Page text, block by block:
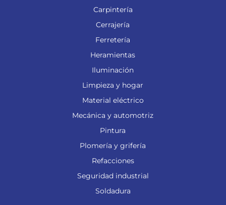
Carpintería
Cerrajería
Ferretería
Heramientas
Iluminación
Limpieza y hogar
Material eléctrico
Mecánica y automotriz
Pintura
Plomería y grifería
Refacciones
Seguridad industrial
Soldadura